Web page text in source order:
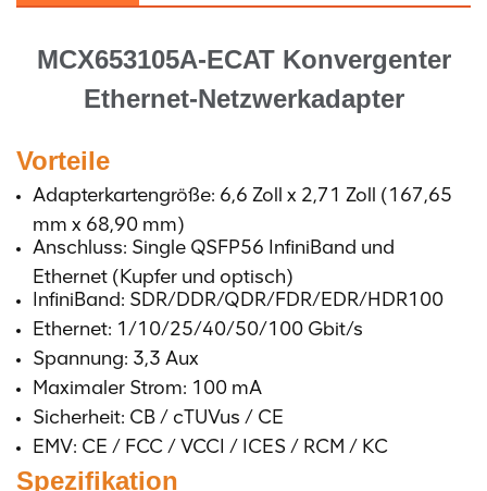
MCX653105A-ECAT Konvergenter
Ethernet-Netzwerkadapter
Vorteile
Adapterkartengröße: 6,6 Zoll x 2,71 Zoll (167,65
mm x 68,90 mm)
Anschluss: Single QSFP56 InfiniBand und
Ethernet (Kupfer und optisch)
InfiniBand: SDR/DDR/QDR/FDR/EDR/HDR100
Ethernet: 1/10/25/40/50/100 Gbit/s
Spannung: 3,3 Aux
Maximaler Strom: 100 mA
Sicherheit: CB / cTUVus / CE
EMV: CE / FCC / VCCI / ICES / RCM / KC
Spezifikation